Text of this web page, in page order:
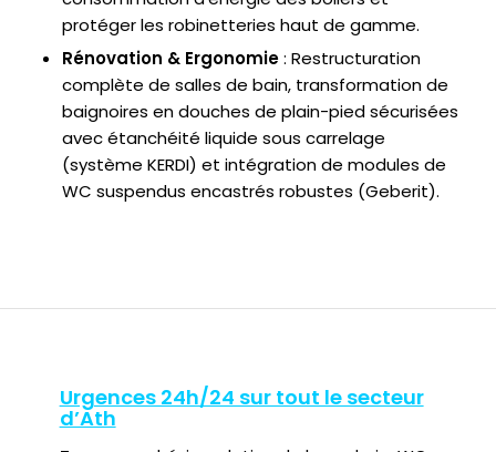
protéger les robinetteries haut de gamme.
Rénovation & Ergonomie: Restructuration
complète de salles de bain, transformation de
baignoires en douches de plain-pied sécurisées
avec étanchéité liquide sous carrelage
(système KERDI) et intégration de modules de
WC suspendus encastrés robustes (Geberit).
Urgences 24h/24 sur tout le secteur
d’Ath